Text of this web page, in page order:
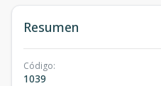
Resumen
Código:
1039